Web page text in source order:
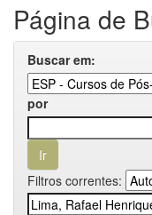
Página de
Buscar em:
por
Filtros correntes: